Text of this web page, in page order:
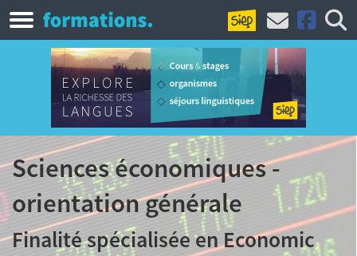
Sciences économiques -
orientation générale
Finalité spécialisée en Economic